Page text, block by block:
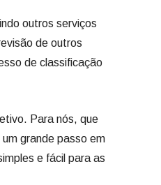
outros serviços
de outros
de classificação
Para nós, que
grande passo em
e fácil para as